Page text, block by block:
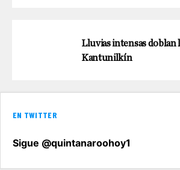
Lluvias intensas doblan
Kantunilkín
EN TWITTER
Sigue @quintanaroohoy1